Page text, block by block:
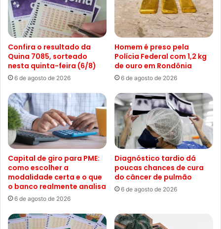
Confira o resultado da
Quina 7085, sorteado
nesta quinta-feira (6/8)
6 de agosto de 2026
Homem é preso pela
Polícia Federal com 1,2 kg
de ouro em Rondônia
6 de agosto de 2026
Capital de giro para PME:
como escolher a
modalidade certa e o que
o banco realmente analisa
6 de agosto de 2026
Diagnóstico tardio dá
poucas chances de cura
do câncer de pulmão
6 de agosto de 2026